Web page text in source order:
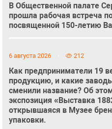
В Общественной палате
прошла рабочая встреча
посвященной 150-летию
6 августа 2026 212
Как предприниматели 19
продукцию, и какие
сменили название? Об
экспозиция «Выставка
открывшаяся в Музее
упаковки.